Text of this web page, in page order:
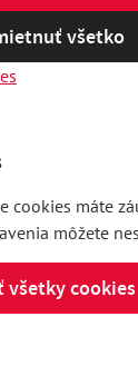
všetko
cookies máte
môžete
všetky cookies